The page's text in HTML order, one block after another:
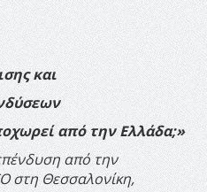
και
από την Ελλάδα;»
από την
στη Θεσσαλονίκη,